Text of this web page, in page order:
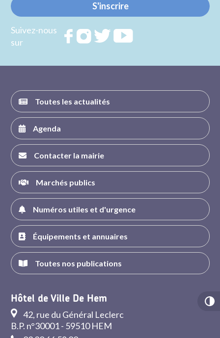
S'inscrire
Suivez-nous
sur
RejoignezRejoignezRejoignez
Toutes les actualités
Agenda
Contacter la mairie
Marchés publics
Numéros utiles et d'urgence
Équipements et annuaires
Toutes nos publications
Hôtel de Ville De Hem
42, rue du Général Leclerc
B.P. n°30001 - 59510 HEM